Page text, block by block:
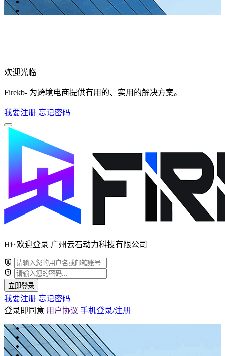
欢迎光临
Firekb- 为跨境电商提供有用的、实用的解决方案。
我要注册 忘记密码
Hi~欢迎登录 广州云石动力科技有限公司
立即登录
我要注册 忘记密码
登录即同意 用户协议 手机登录/注册